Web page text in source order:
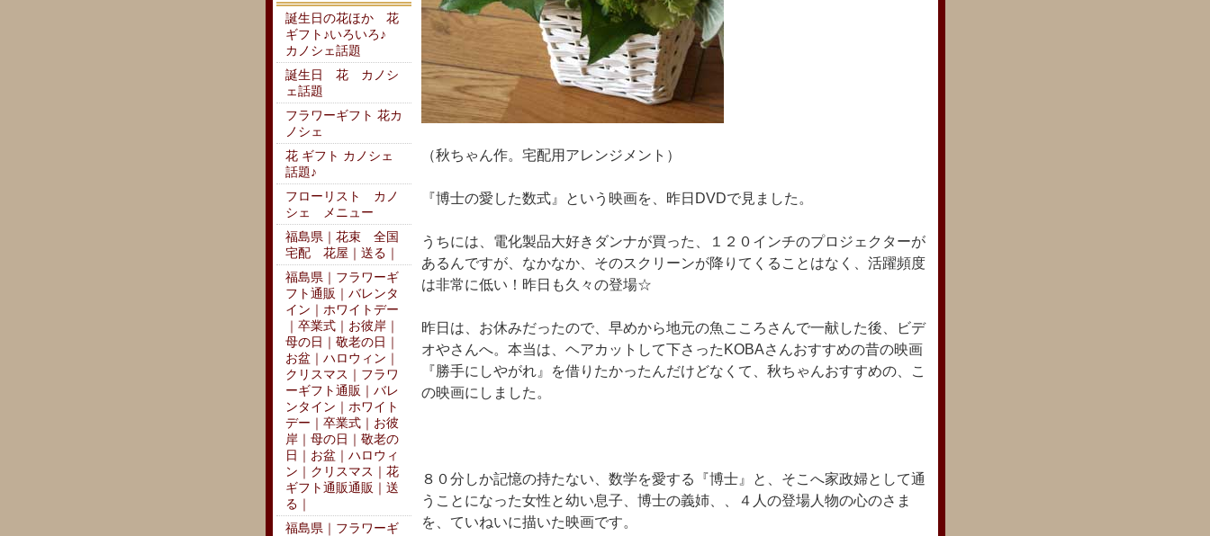
（秋ちゃん作。宅配用アレンジメント）
『博士の愛した数式』という映画を、昨日DVDで見ました。
うちには、電化製品大好きダンナが買った、１２０インチのプロジェクターが
あるんですが、なかなか、そのスクリーンが降りてくることはなく、活躍頻度
は非常に低い！昨日も久々の登場☆
昨日は、お休みだったので、早めから地元の魚こころさんで一献した後、ビデ
オやさんへ。本当は、ヘアカットして下さったKOBAさんおすすめの昔の映画
『勝手にしやがれ』を借りたかったんだけどなくて、秋ちゃんおすすめの、こ
の映画にしました。
８０分しか記憶の持たない、数学を愛する『博士』と、そこへ家政婦として通
うことになった女性と幼い息子、博士の義姉、、４人の登場人物の心のさま
を、ていねいに描いた映画です。
誕生日の花ほか 花
ギフト♪いろいろ♪
カノシェ話題
誕生日 花 カノシ
ェ話題
フラワーギフト 花カ
ノシェ
花 ギフト カノシェ
話題♪
フローリスト カノ
シェ メニュー
福島県｜花束 全国
宅配 花屋｜送る｜
福島県｜フラワーギ
フト通販｜バレンタ
イン｜ホワイトデー
｜卒業式｜お彼岸｜
母の日｜敬老の日｜
お盆｜ハロウィン｜
クリスマス｜フラワ
ーギフト通販｜バレ
ンタイン｜ホワイト
デー｜卒業式｜お彼
岸｜母の日｜敬老の
日｜お盆｜ハロウィ
ン｜クリスマス｜花
ギフト通販通販｜送
る｜
福島県｜フラワーギ